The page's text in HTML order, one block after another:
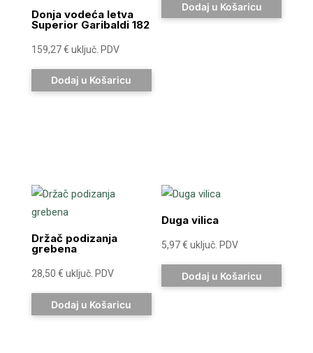
Donja vodeća letva
Superior Garibaldi 182
159,27€ uključ. PDV
Dodaj u Košaricu
Dodaj u Košaricu
Držač podizanja
grebena
28,50 € uključ. PDV
Dodaj u Košaricu
Duga vilica
5,97€ uključ. PDV
Dodaj u Košaricu